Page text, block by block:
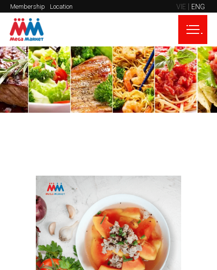
Membership Location VIE ENG